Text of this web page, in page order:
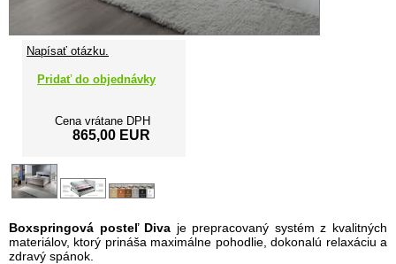
Napísať otázku.
Pridať do objednávky
Cena vrátane DPH
865,00 EUR
Boxspringová posteľ Diva je prepracovaný systém z kvalitných
materiálov, ktorý prináša maximálne pohodlie, dokonalú relaxáciu a
zdravý spánok.